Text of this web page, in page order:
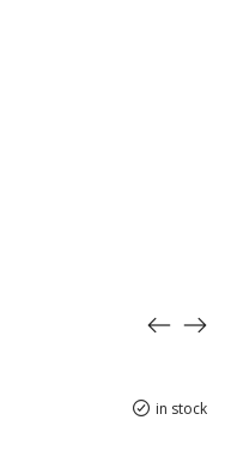
in stock